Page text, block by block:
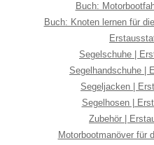
Buch:
Buch: Knoten lernen für
Segelschuhe |
Segelhandschuhe |
Segeljacken |
Segelhosen |
Zubehör |
Motorbootmanöver für